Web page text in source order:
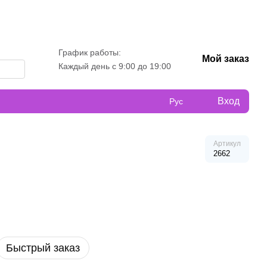
График работы:
Каждый день с 9:00 до 19:00
Мой заказ
Рус Вход
Артикул
2662
Быстрый заказ